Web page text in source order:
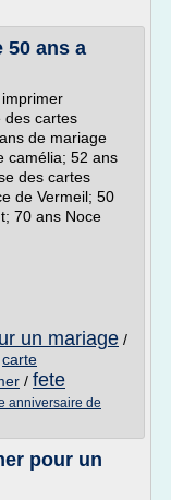
50 ans a
des cartes
de mariage
camélia; 52 ans
des cartes
de Vermeil; 50
70 ans Noce
un mariage /
carte
/ fete
anniversaire de
pour un